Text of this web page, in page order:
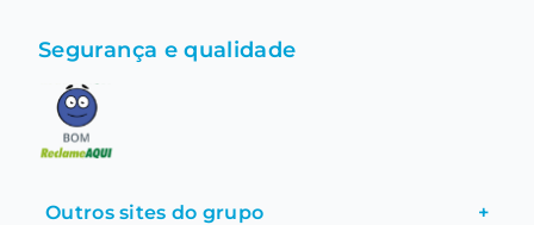
Segurança e qualidade
Outros sites do grupo +